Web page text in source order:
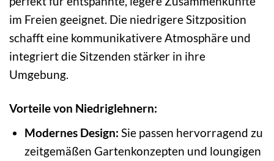
im Freien geeignet. Die niedrigere Sitzposition
schafft eine kommunikativere Atmosphäre und
integriert die Sitzenden stärker in ihre
Umgebung.
Vorteile von Niedriglehnern:
Modernes Design: Sie passen hervorragend zu
zeitgemäßen Gartenkonzepten und loungigen